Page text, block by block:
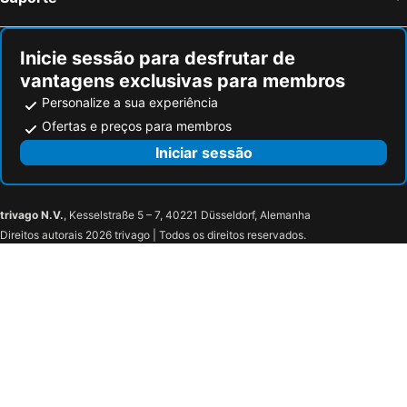
Inicie sessão para desfrutar de
vantagens exclusivas para membros
Personalize a sua experiência
Ofertas e preços para membros
Iniciar sessão
trivago N.V., Kesselstraße 5 – 7, 40221 Düsseldorf, Alemanha
Direitos autorais 2026 trivago | Todos os direitos reservados.